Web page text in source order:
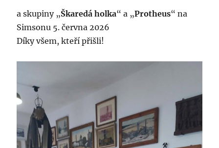
a skupiny „Škaredá holka“ a „Protheus“ na
Simsonu 5. června 2026
Díky všem, kteří přišli!